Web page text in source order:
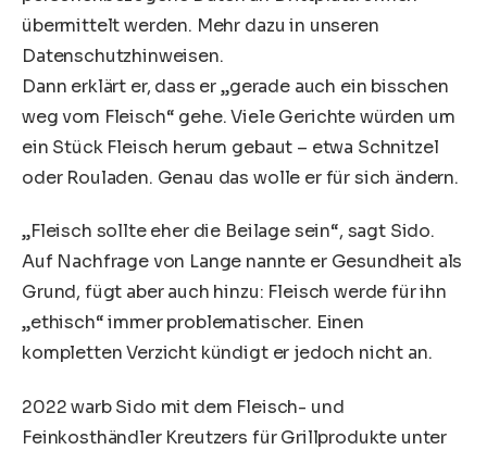
übermittelt werden. Mehr dazu in unseren
Datenschutzhinweisen.
Dann erklärt er, dass er „gerade auch ein bisschen
weg vom Fleisch“ gehe. Viele Gerichte würden um
ein Stück Fleisch herum gebaut – etwa Schnitzel
oder Rouladen. Genau das wolle er für sich ändern.
„Fleisch sollte eher die Beilage sein“, sagt Sido.
Auf Nachfrage von Lange nannte er Gesundheit als
Grund, fügt aber auch hinzu: Fleisch werde für ihn
„ethisch“ immer problematischer. Einen
kompletten Verzicht kündigt er jedoch nicht an.
2022 warb Sido mit dem Fleisch- und
Feinkosthändler Kreutzers für Grillprodukte unter